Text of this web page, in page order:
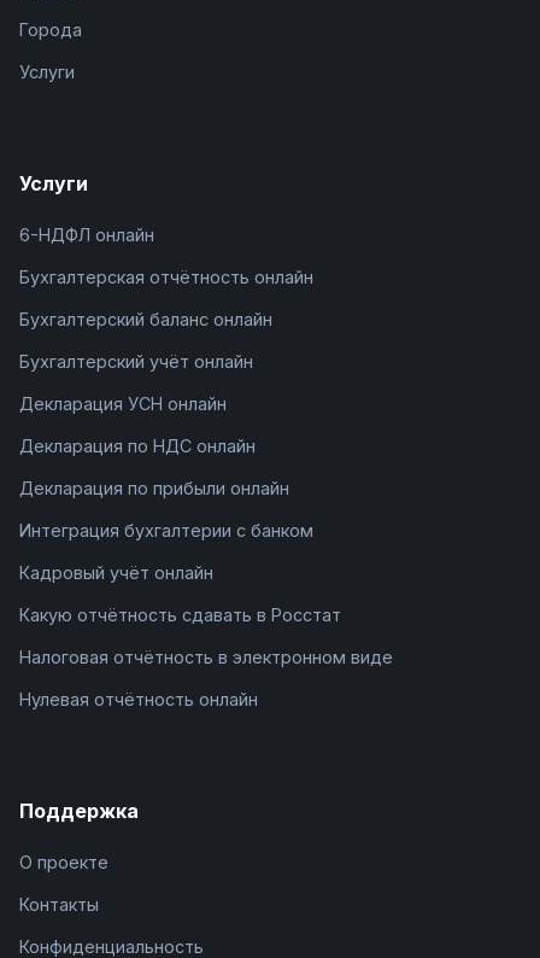
Города
Услуги
Услуги
6-НДФЛ онлайн
Бухгалтерская отчётность онлайн
Бухгалтерский баланс онлайн
Бухгалтерский учёт онлайн
Декларация УСН онлайн
Декларация по НДС онлайн
Декларация по прибыли онлайн
Интеграция бухгалтерии с банком
Кадровый учёт онлайн
Какую отчётность сдавать в Росстат
Налоговая отчётность в электронном виде
Нулевая отчётность онлайн
Поддержка
О проекте
Контакты
Конфиденциальность